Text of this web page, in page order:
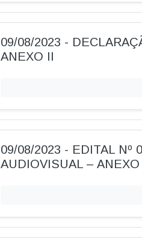
09/08/2023 -
ANEXO II
09/08/2023 - EDITAL Nº
AUDIOVISUAL – ANEXO